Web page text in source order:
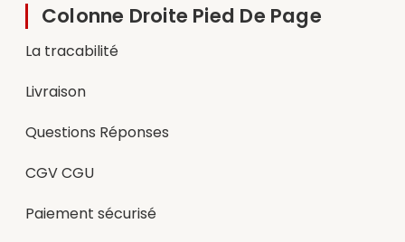
Colonne Droite Pied De Page
La tracabilité
Livraison
Questions Réponses
CGV CGU
Paiement sécurisé